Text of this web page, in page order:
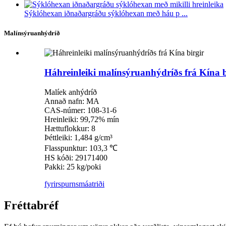
Sýklóhexan iðnaðargráðu sýklóhexan með háu p ...
Malínsýruanhýdríð
Háhreinleiki malínsýruanhýdríðs frá Kína
Malíek anhýdríð
Annað nafn: MA
CAS-númer: 108-31-6
Hreinleiki: 99,72% mín
Hættuflokkur: 8
Þéttleiki: 1,484 g/cm³
Flasspunktur: 103,3 ℃
HS kóði: 29171400
Pakki: 25 kg/poki
fyrirspurnsmáatriði
Fréttabréf